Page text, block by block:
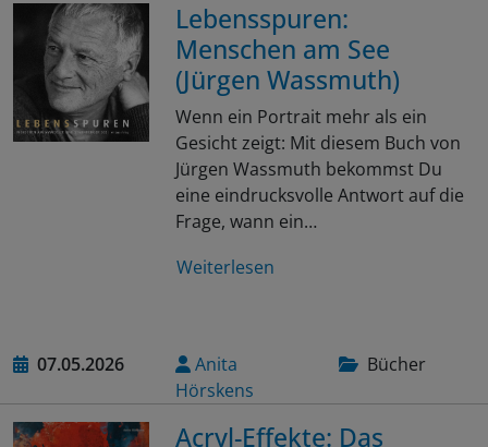
Lebensspuren:
Menschen am See
(Jürgen Wassmuth)
Wenn ein Portrait mehr als ein
Gesicht zeigt: Mit diesem Buch von
Jürgen Wassmuth bekommst Du
eine eindrucksvolle Antwort auf die
Frage, wann ein…
Weiterlesen
07.05.2026
Anita
Hörskens
Bücher
Acryl-Effekte: Das